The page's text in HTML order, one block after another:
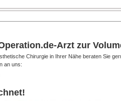
Arzt zur
Chirurgie in Ihrer Nähe beraten Sie
an uns: